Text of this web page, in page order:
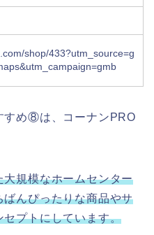
shop/433?utm_source=g
すめ⑧は、コーナンPRO
規模なホームセンター
んぴったりな商品やサ
プトにしています。